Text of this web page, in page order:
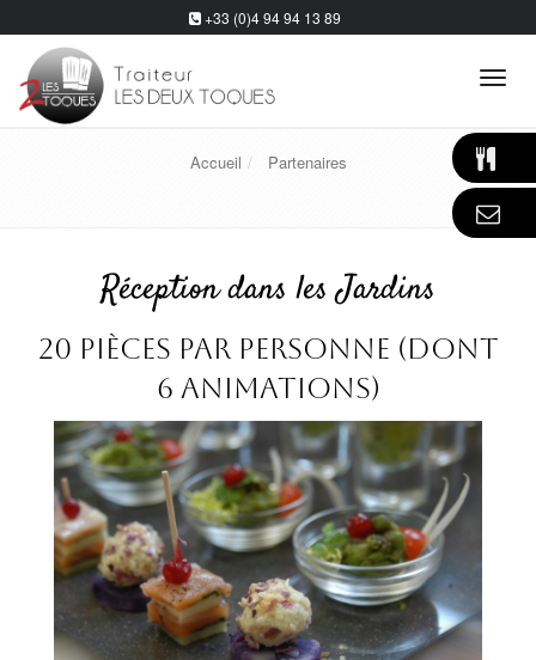
+33 (0)4 94 94 13 89
Accueil Partenaires
Réception dans les Jardins
20 pièces par personne (dont
6 animations)